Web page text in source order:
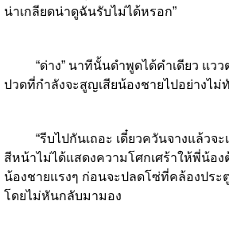
น่าเกลียดน่าดูฉันรับไม่ได้หรอก”
“ด่าง” นาทีนั้นดำพูดได้คำเดียว แวว
ปวดที่กำลังจะสูญเสียน้องชายไปอย่างไม่
“รีบไปกันเถอะ เดี๋ยวควันจางแล้วจะเ
สีหน้าไม่ได้แสดงความโศกเศร้าให้พี่น้อง
น้องชายแรงๆ ก่อนจะปลดโซ่ที่คล้องประ
โดยไม่หันกลับมามอง